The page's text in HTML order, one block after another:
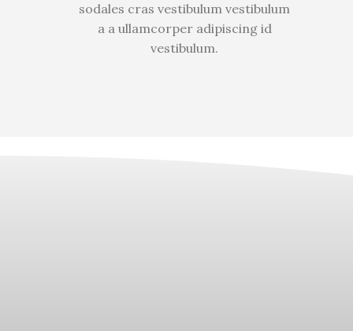
sodales cras vestibulum vestibulum
a a ullamcorper adipiscing id
vestibulum.